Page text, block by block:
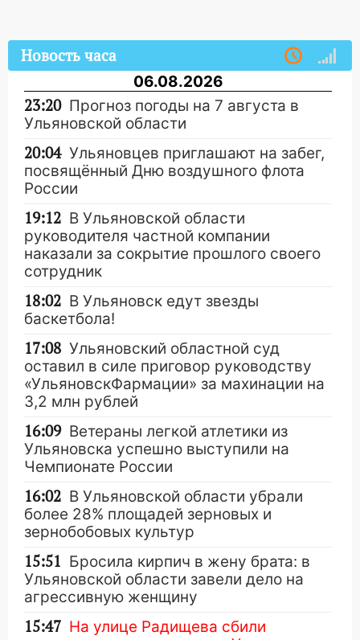
Новость часа
06.08.2026
23:20 Прогноз погоды на 7 августа в
Ульяновской области
20:04 Ульяновцев приглашают на забег,
посвящённый Дню воздушного флота
России
19:12 В Ульяновской области
руководителя частной компании
наказали за сокрытие прошлого своего
сотрудник
18:02 В Ульяновск едут звезды
баскетбола!
17:08 Ульяновский областной суд
оставил в силе приговор руководству
«УльяновскФармации» за махинации на
3,2 млн рублей
16:09 Ветераны легкой атлетики из
Ульяновска успешно выступили на
Чемпионате России
16:02 В Ульяновской области убрали
более 28% площадей зерновых и
зернобобовых культур
15:51 Бросила кирпич в жену брата: в
Ульяновской области завели дело на
агрессивную женщину
15:47 На улице Радищева сбили